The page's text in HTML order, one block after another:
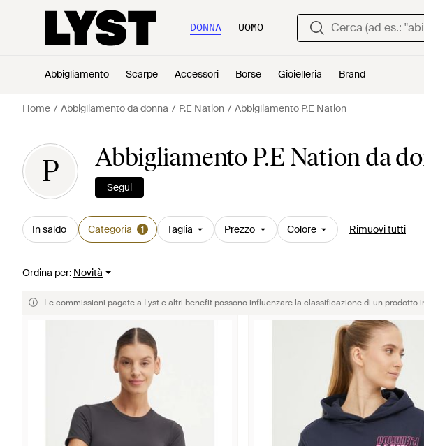
DONNA UOMO
Abbigliamento Scarpe Accessori Borse Gioielleria Brand
Home Abbigliamento da donna P.E Nation Abbigliamento P.E Nation
P Abbigliamento P.E Nation da
Segui
In saldo Categoria 1 Taglia Prezzo Colore Rimuovi tutti
Ordina per: Novità
Le commissioni pagate a Lyst e altri benefit possono influenzare la classificazione di un